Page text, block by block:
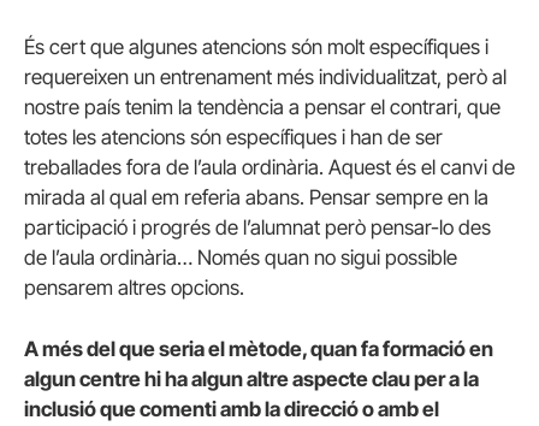
És cert que algunes atencions són molt específiques i
requereixen un entrenament més individualitzat, però al
nostre país tenim la tendència a pensar el contrari, que
totes les atencions són específiques i han de ser
treballades fora de l’aula ordinària. Aquest és el canvi de
mirada al qual em referia abans. Pensar sempre en la
participació i progrés de l’alumnat però pensar-lo des
de l’aula ordinària… Només quan no sigui possible
pensarem altres opcions.
A més del que seria el mètode, quan fa formació en
algun centre hi ha algun altre aspecte clau per a la
inclusió que comenti amb la direcció o amb el